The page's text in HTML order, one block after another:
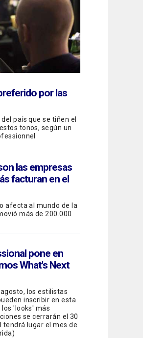
por las
país que se tiñen el
tonos, según un
las empresas
facturan en el
afecta al mundo de la
más de 200.000
pone en
What's Next
los estilistas
inscribir en esta
'looks' más
se cerrarán el 30
tendrá lugar el mes de